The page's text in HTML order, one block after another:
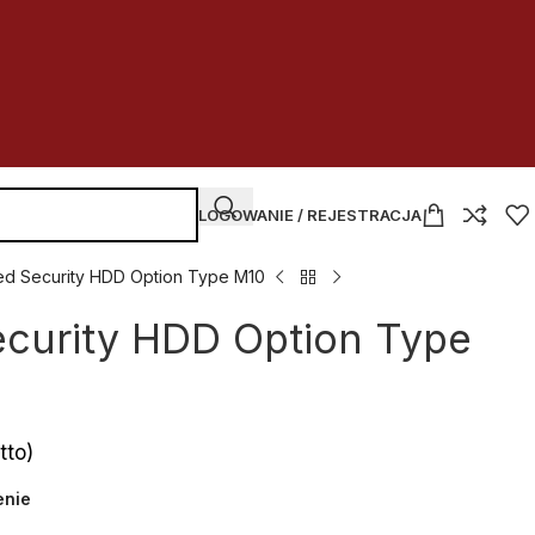
LOGOWANIE / REJESTRACJA
Security HDD Option Type M10
HDD Option Type